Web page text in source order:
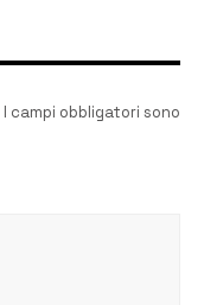
I campi obbligatori sono